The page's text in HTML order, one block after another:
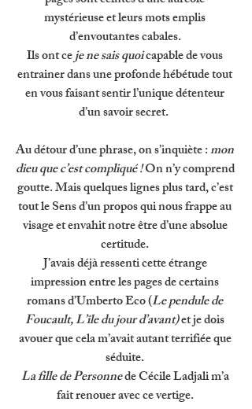
mystérieuse et leurs mots emplis
d’envoutantes cabales.
Ils ont ce je ne sais quoi capable de vous
entrainer dans une profonde hébétude tout
en vous faisant sentir l’unique détenteur
d’un savoir secret.
Au détour d’une phrase, on s’inquiète : mon
dieu que c’est compliqué ! On n’y comprend
goutte. Mais quelques lignes plus tard, c’est
tout le Sens d’un propos qui nous frappe au
visage et envahit notre être d’une absolue
certitude.
J’avais déjà ressenti cette étrange
impression entre les pages de certains
romans d’Umberto Eco (Le pendule de
Foucault, L’île du jour d’avant) et je dois
avouer que cela m’avait autant terrifiée que
séduite.
La fille de Personne de Cécile Ladjali m’a
fait renouer avec ce vertige.